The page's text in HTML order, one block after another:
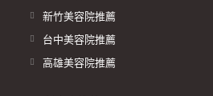
新竹美容院推薦
台中美容院推薦
高雄美容院推薦